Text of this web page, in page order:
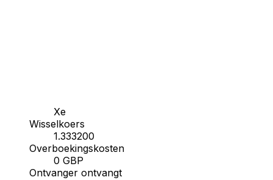
Xe
Wisselkoers
1.333200
Overboekingskosten
0 GBP
Ontvanger ontvangt